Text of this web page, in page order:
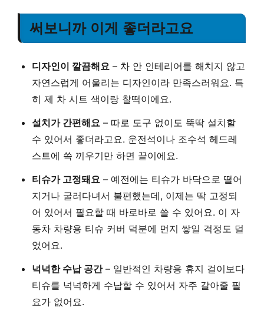
써보니까 이게 좋더라고요
디자인이 깔끔해요 – 차 안 인테리어를 해치지 않고
자연스럽게 어울리는 디자인이라 만족스러워요. 특
히 제 차 시트 색이랑 찰떡이에요.
설치가 간편해요 – 따로 도구 없이도 뚝딱 설치할
수 있어서 좋더라고요. 운전석이나 조수석 헤드레
스트에 쓱 끼우기만 하면 끝이에요.
티슈가 고정돼요 – 예전에는 티슈가 바닥으로 떨어
지거나 굴러다녀서 불편했는데, 이제는 딱 고정되
어 있어서 필요할 때 바로바로 쓸 수 있어요. 이 자
동차 차량용 티슈 커버 덕분에 먼지 쌓일 걱정도 덜
었어요.
넉넉한 수납 공간– 일반적인 차량용 휴지 걸이보다
티슈를 넉넉하게 수납할 수 있어서 자주 갈아줄 필
요가 없어요.